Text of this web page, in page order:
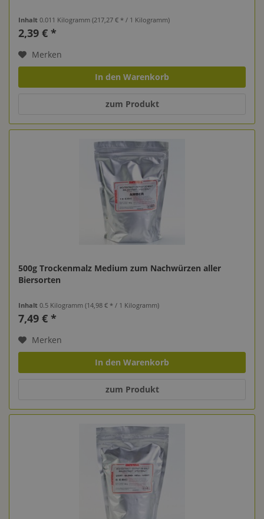
Inhalt0.011 Kilogramm(217,27 € * / 1 Kilogramm)
2,39 € *
Merken
In den Warenkorb
zum Produkt
500g Trockenmalz Medium zum Nachwürzen aller
Biersorten
Inhalt0.5 Kilogramm(14,98 € * / 1 Kilogramm)
7,49 € *
Merken
In den Warenkorb
zum Produkt